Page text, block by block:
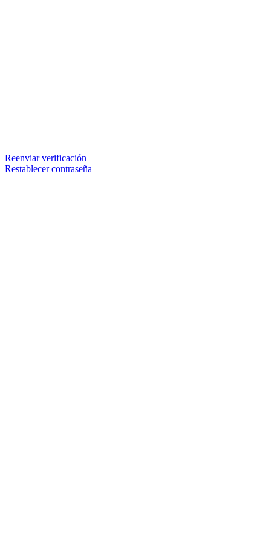
Reenviar verificación
Restablecer contraseña